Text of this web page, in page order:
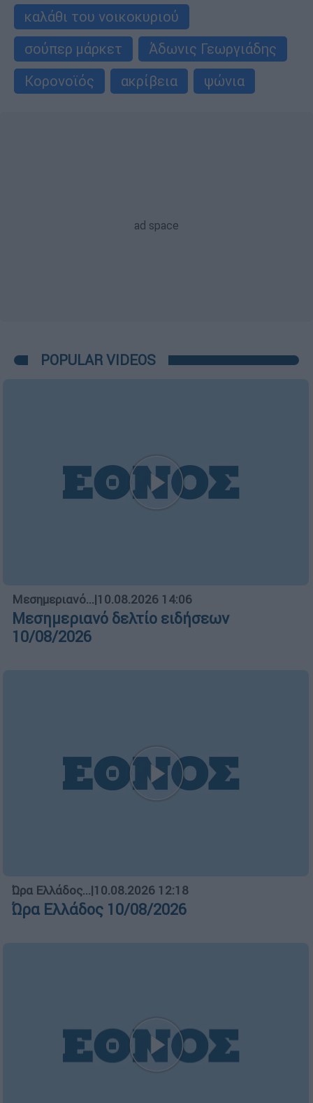
καλάθι του νοικοκυριού
σούπερ μάρκετ
Άδωνις Γεωργιάδης
Κορονοϊός
ακρίβεια ψώνια
POPULAR VIDEOS
Μεσημεριανό...|10.08.2026 14:06
Μεσημεριανό δελτίο ειδήσεων
10/08/2026
Ώρα Ελλάδος...|10.08.2026 12:18
Ώρα Ελλάδος 10/08/2026